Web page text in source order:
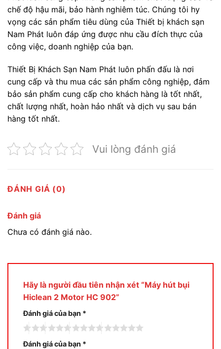
chế độ hậu mãi, bảo hành nghiêm túc. Chúng tôi hy
vọng các sản phẩm tiêu dùng của Thiết bị khách sạn
Nam Phát luôn đáp ứng được nhu cầu đích thực của
công việc, doanh nghiệp của bạn.
Thiết Bị Khách Sạn Nam Phát luôn phấn đấu là nơi
cung cấp và thu mua các sản phẩm công nghiệp, đảm
bảo sản phẩm cung cấp cho khách hàng là tốt nhất,
chất lượng nhất, hoàn hảo nhất và dịch vụ sau bán
hàng tốt nhất.
Vui lòng đánh giá
ĐÁNH GIÁ (0)
Đánh giá
Chưa có đánh giá nào.
Hãy là người đầu tiên nhận xét “Máy hút bụi
Hiclean 2 Motor HC 902”
Đánh giá của bạn *
Đánh giá của bạn *